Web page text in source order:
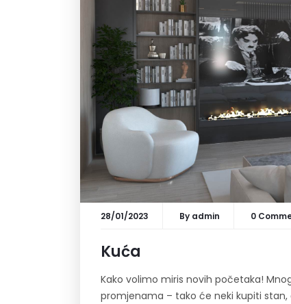
28/01/2023 By admin 0
Kuća
Kako volimo miris novih početaka!
promjenama – tako će neki kupiti